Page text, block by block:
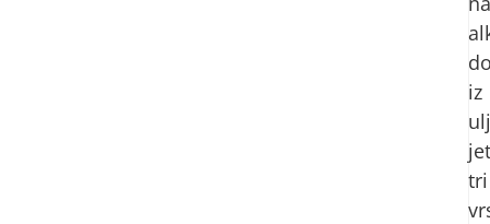
iz
tri